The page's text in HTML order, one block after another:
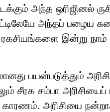
அந்த ஒரிஜினல்
அந்தப் பழைய
இன்று நாம்
பயன்படுத்தும்
சீரக சம்பா
அரிசியை